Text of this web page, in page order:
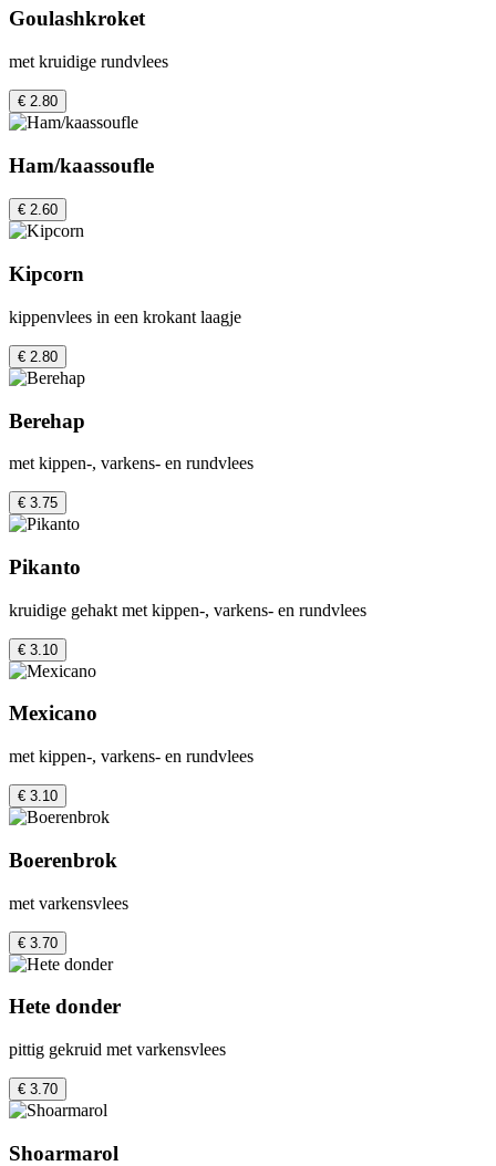
Goulashkroket
met kruidige rundvlees
€ 2.80
Ham/kaassoufle
€ 2.60
Kipcorn
kippenvlees in een krokant laagje
€ 2.80
Berehap
met kippen-, varkens- en rundvlees
€ 3.75
Pikanto
kruidige gehakt met kippen-, varkens- en rundvlees
€ 3.10
Mexicano
met kippen-, varkens- en rundvlees
€ 3.10
Boerenbrok
met varkensvlees
€ 3.70
Hete donder
pittig gekruid met varkensvlees
€ 3.70
Shoarmarol